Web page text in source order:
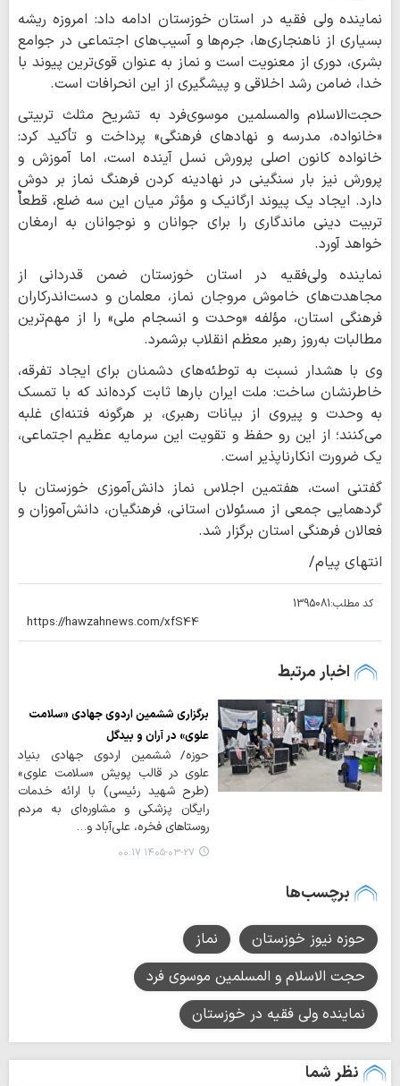
نماینده ولی فقیه در استان خوزستان ادامه داد: امروزه ریشه
بسیاری از ناهنجاری‌ها، جرم‌ها و آسیب‌های اجتماعی در جوامع
بشری، دوری از معنویت است و نماز به عنوان قوی‌ترین پیوند با
خدا، ضامن رشد اخلاقی و پیشگیری از این انحرافات است.
حجت‌الاسلام والمسلمین موسوی‌فرد به تشریح مثلث تربیتی
«خانواده، مدرسه و نهادهای فرهنگی» پرداخت و تأکید کرد:
خانواده کانون اصلی پرورش نسل آینده است، اما آموزش و
پرورش نیز بار سنگینی در نهادینه کردن فرهنگ نماز بر دوش
دارد. ایجاد یک پیوند ارگانیک و مؤثر میان این سه ضلع، قطعاٌ
تربیت دینی ماندگاری را برای جوانان و نوجوانان به ارمغان
خواهد آورد.
نماینده ولی‌فقیه در استان خوزستان ضمن قدردانی از
مجاهدت‌های خاموش مروجان نماز، معلمان و دست‌اندرکاران
فرهنگی استان، مؤلفه «وحدت و انسجام ملی» را از مهم‌ترین
مطالبات به‌روز رهبر معظم انقلاب برشمرد.
وی با هشدار نسبت به توطئه‌های دشمنان برای ایجاد تفرقه،
خاطرنشان ساخت: ملت ایران بارها ثابت کرده‌اند که با تمسک
به وحدت و پیروی از بیانات رهبری، بر هرگونه فتنه‌ای غلبه
می‌کنند؛ از این رو حفظ و تقویت این سرمایه عظیم اجتماعی،
یک ضرورت انکارناپذیر است.
گفتنی است، هفتمین اجلاس نماز دانش‌آموزی خوزستان با
گردهمایی جمعی از مسئولان استانی، فرهنگیان، دانش‌آموزان و
فعالان فرهنگی استان برگزار شد.
انتهای پیام/
کد مطلب:1395081
اخبار مرتبط
برگزاری ششمین اردوی جهادی «سلامت
علوی» در آران و بیدگل
حوزه/ ششمین اردوی جهادی بنیاد
علوی در قالب پویش «سلامت علوی»
(طرح شهید رئیسی) با ارائه خدمات
رایگان پزشکی و مشاوره‌ای به مردم
روستاهای فخره، علی‌آباد و…
۱۴۰۵-۰۳-۲۷ ۰۰:۱۷
برچسب‌ها
حوزه نیوز خوزستان
نماز
حجت الاسلام و المسلمین موسوی فرد
نماینده ولی فقیه در خوزستان
نظر شما